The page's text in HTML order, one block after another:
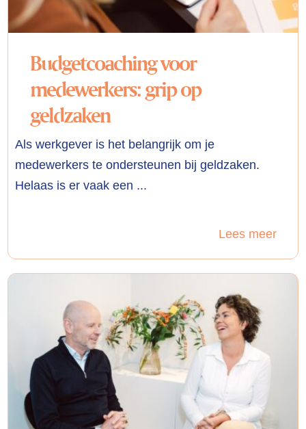
Budgetcoaching voor
medewerkers: grip op
geldzaken
Als werkgever is het belangrijk om je
medewerkers te ondersteunen bij geldzaken.
Helaas is er vaak een ...
Lees meer